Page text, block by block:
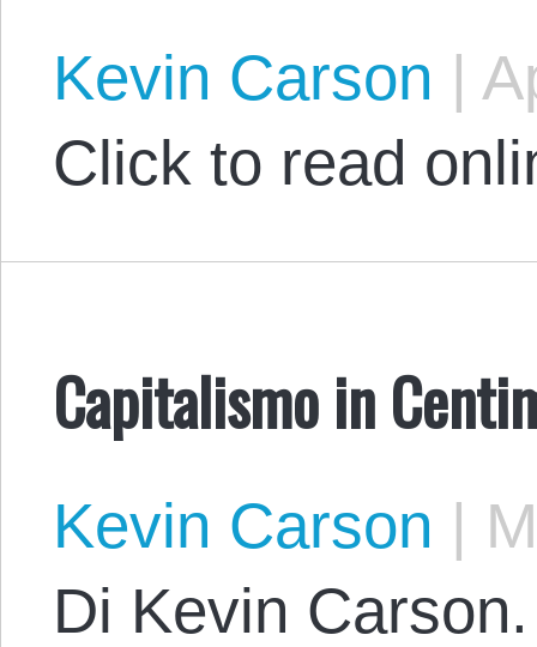
Kevin Carson |
Click to read
Capitalismo in
Kevin Carson |
Di Kevin